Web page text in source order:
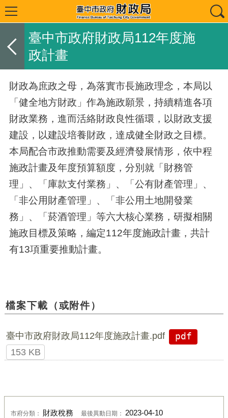
臺中市政府財政局112年度施
政計畫
財政為庶政之母，為落實市長施政理念，本局以
「健全地方財政」作為施政願景，持續精進各項
財政業務，進而活絡財政良性循環，以財政支援
建設，以建設培養財政，達成健全財政之目標。
本局配合市政推動需要及經濟發展情形，依中程
施政計畫及年度預算額度，分別就「財務管
理」、「庫款支付業務」、「公有財產管理」、
「非公用財產管理」、「非公用土地開發業
務」、「菸酒管理」等六大核心業務，研擬相關
施政目標及策略，編定112年度施政計畫，共計
有13項重要推動計畫。
檔案下載（或附件）
臺中市政府財政局112年度施政計畫.pdf
pdf
153 KB
市府分類： 財政稅務 最後異動日期： 2023-04-10